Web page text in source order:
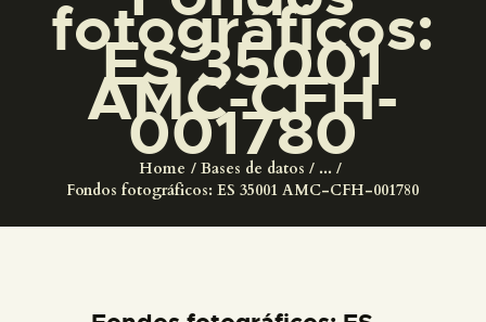
fotográficos:
ES 35001
AMC-CFH-
001780
Home Bases de datos
...
Fondos fotográficos: ES 35001 AMC-CFH-001780
ACTIVIDADES
█
EL MUSEO
DIDÁCTICA